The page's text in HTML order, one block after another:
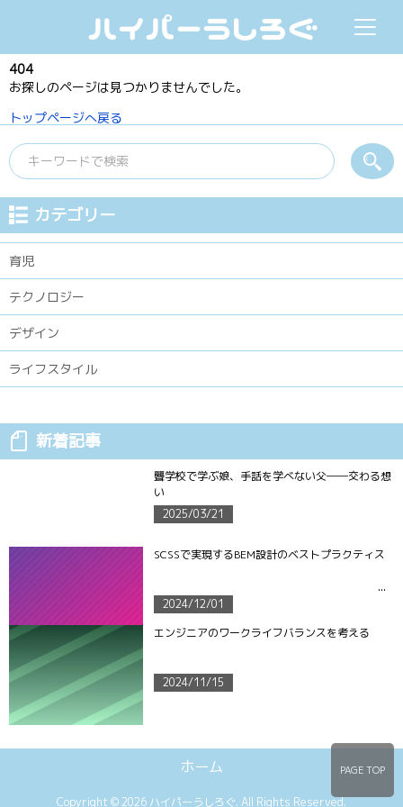
ハイパーうしろぐ
404
お探しのページは見つかりませんでした。
トップページへ戻る
カテゴリー
育児
テクノロジー
デザイン
ライフスタイル
新着記事
聾学校で学ぶ娘、手話を学べない父――交わる想
い
2025/03/21
SCSSで実現するBEM設計のベストプラクティス
2024/12/01
エンジニアのワークライフバランスを考える
2024/11/15
ホーム
Copyright ©2026 ハイパーうしろぐ. All Rights Reserved.
PAGE TOP